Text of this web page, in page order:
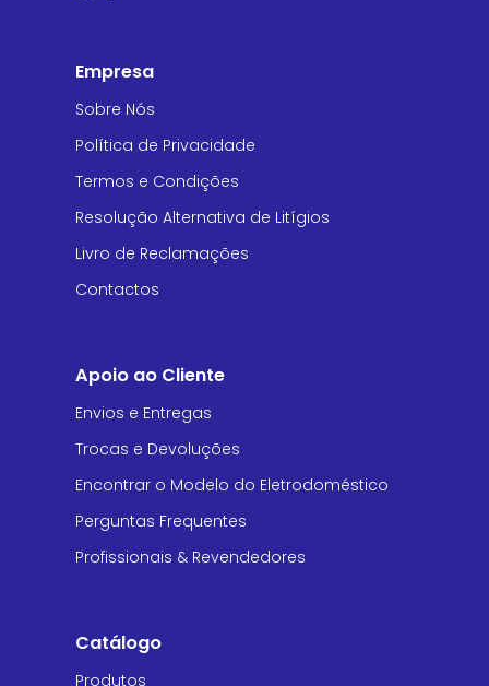
Empresa
Sobre Nós
Política de Privacidade
Termos e Condições
Resolução Alternativa de Litígios
Livro de Reclamações
Contactos
Apoio ao Cliente
Envios e Entregas
Trocas e Devoluções
Encontrar o Modelo do Eletrodoméstico
Perguntas Frequentes
Profissionais & Revendedores
Catálogo
Produtos